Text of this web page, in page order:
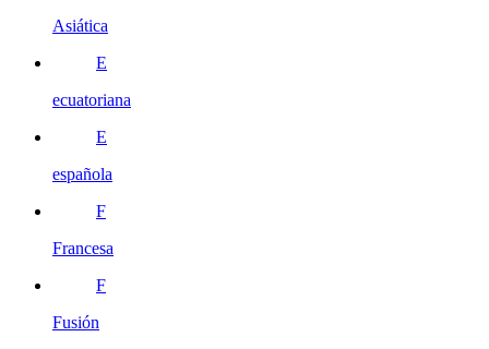
Asiática
E
ecuatoriana
E
española
F
Francesa
F
Fusión